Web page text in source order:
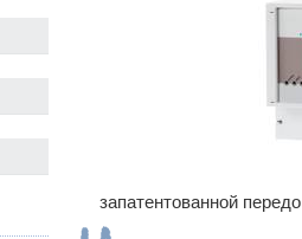
запатентованной